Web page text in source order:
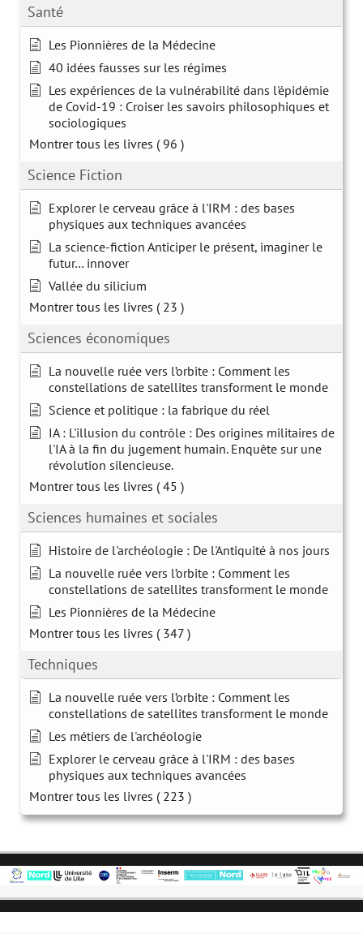
Santé
Les Pionnières de la Médecine
40 idées fausses sur les régimes
Les expériences de la vulnérabilité dans l'épidémie
de Covid-19 : Croiser les savoirs philosophiques et
sociologiques
Montrer tous les livres ( 96 )
Science Fiction
Explorer le cerveau grâce à l'IRM : des bases
physiques aux techniques avancées
La science-fiction Anticiper le présent, imaginer le
futur… innover
Vallée du silicium
Montrer tous les livres ( 23 )
Sciences économiques
La nouvelle ruée vers l’orbite : Comment les
constellations de satellites transforment le monde
Science et politique : la fabrique du réel
IA : L'illusion du contrôle : Des origines militaires de
l'IA à la fin du jugement humain. Enquête sur une
révolution silencieuse.
Montrer tous les livres ( 45 )
Sciences humaines et sociales
Histoire de l'archéologie : De l'Antiquité à nos jours
La nouvelle ruée vers l’orbite : Comment les
constellations de satellites transforment le monde
Les Pionnières de la Médecine
Montrer tous les livres ( 347 )
Techniques
La nouvelle ruée vers l’orbite : Comment les
constellations de satellites transforment le monde
Les métiers de l'archéologie
Explorer le cerveau grâce à l'IRM : des bases
physiques aux techniques avancées
Montrer tous les livres ( 223 )